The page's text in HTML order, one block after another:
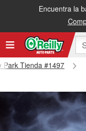
Encuentra la
Park Tienda #1497